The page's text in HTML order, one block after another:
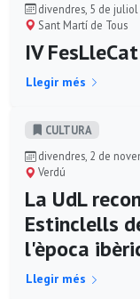
divendres, 5 de juliol
Sant Martí de Tous
IV
Llegir més
CULTURA
divendres, 2 de
Verdú
La UdL
Estinclells
l'època
Llegir més